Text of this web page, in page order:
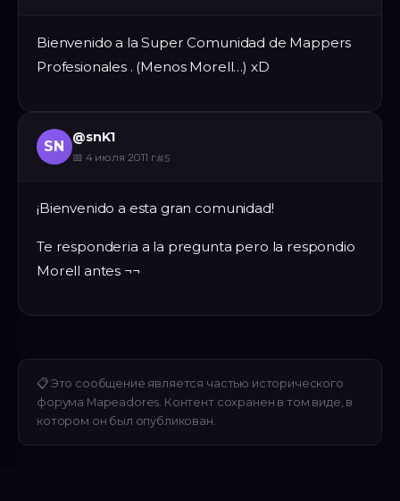
Bienvenido a la Super Comunidad de Mappers
Profesionales . (Menos Morell…) xD
SN
@snK1
📅 4 июля 2011 г.#5
¡Bienvenido a esta gran comunidad!
Te responderia a la pregunta pero la respondio
Morell antes ¬¬
📋 Это сообщение является частью исторического
форума Mapeadores. Контент сохранен в том виде, в
котором он был опубликован.